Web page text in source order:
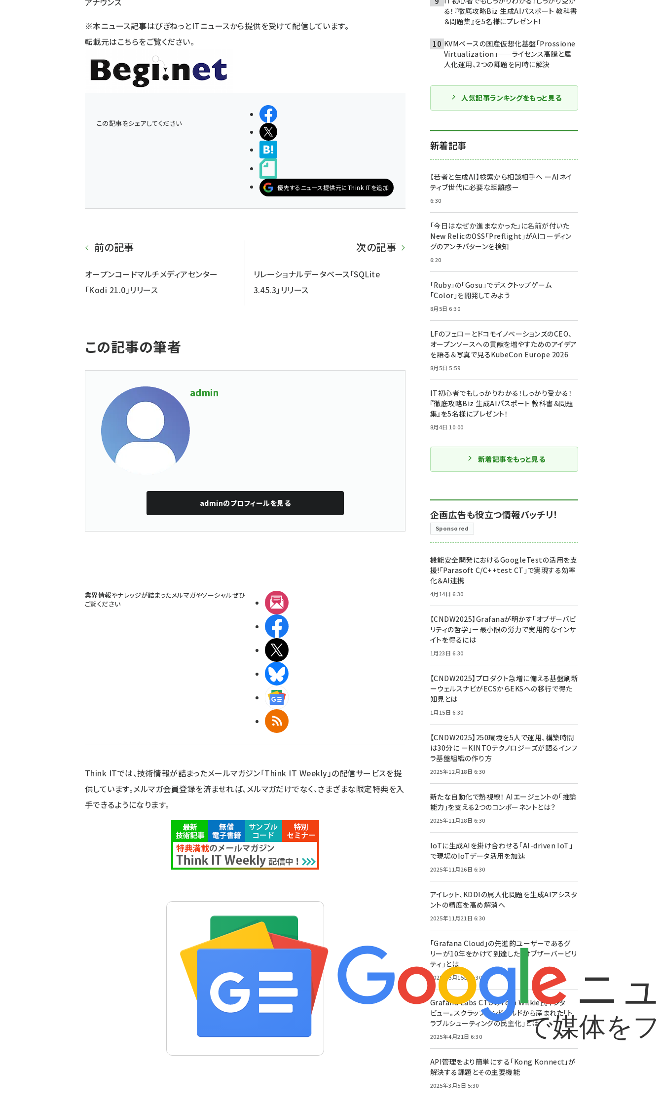
※本ニュース記事はびぎねっとITニュースから提供を受けて配信しています。
転載元はこちらをご覧ください。
この記事をシェアしてください
シェアする
ポストする
優先するニュース提供元にThink ITを追加
前の記事
オープンコードマルチメディアセンター
「Kodi 21.0」リリース
次の記事
リレーショナルデータベース「SQLite
3.45.3」リリース
この記事の筆者
admin
adminのプロフィールを見る
業界情報やナレッジが詰まったメルマガやソーシャルぜひ
ご覧ください
RSS
Think ITでは、技術情報が詰まったメールマガジン「Think IT Weekly」の配信サービスを提
供しています。メルマガ会員登録を済ませれば、メルマガだけでなく、さまざまな限定特典を入
手できるようになります。
る！『徹底攻略Biz 生成AIパスポート 教科書
＆問題集』を5名様にプレゼント！
KVMベースの国産仮想化基盤「Prossione
Virtualization」——ライセンス高騰と属
人化運用、2つの課題を同時に解決
人気記事ランキングをもっと見る
新着記事
【若者と生成AI】検索から相談相手へ ーAIネイ
ティブ世代に必要な距離感ー
6:30
「今日はなぜか進まなかった」に名前が付いた
――New RelicのOSS「Preflight」がAIコーディン
グのアンチパターンを検知
6:20
「Ruby」の「Gosu」でデスクトップゲーム
「Color」を開発してみよう
8月5日 6:30
LFのフェローとドコモイノベーションズのCEO、
オープンソースへの貢献を増やすためのアイデア
を語る＆写真で見るKubeCon Europe 2026
8月5日 5:59
IT初心者でもしっかりわかる！しっかり受かる！
『徹底攻略Biz 生成AIパスポート 教科書＆問題
集』を5名様にプレゼント！
8月4日 10:00
新着記事をもっと見る
企画広告も役立つ情報バッチリ！
Sponsored
機能安全開発におけるGoogleTestの活用を支
援!「Parasoft C/C++test CT」で実現する効率
化＆AI連携
4月14日 6:30
【CNDW2025】Grafanaが明かす「オブザーバビ
リティの哲学」ー最小限の労力で実用的なインサ
イトを得るには
1月23日 6:30
【CNDW2025】プロダクト急増に備える基盤刷新
ーウェルスナビがECSからEKSへの移行で得た
知見とは
1月15日 6:30
【CNDW2025】250環境を5人で運用、構築時間
は30分に ーKINTOテクノロジーズが語るインフ
ラ基盤組織の作り方
2025年12月18日 6:30
新たな自動化で熱視線！ AIエージェントの「推論
能力」を支える2つのコンポーネントとは？
2025年11月28日 6:30
IoTに生成AIを掛け合わせる「AI-driven IoT」
で現場のIoTデータ活用を加速
2025年11月26日 6:30
アイレット、KDDIの属人化問題を生成AIアシスタ
ントの精度を高め解消へ
2025年11月21日 6:30
「Grafana Cloud」の先進的ユーザーであるグ
リーが10年をかけて到達した「オブザーバービリ
ティ」とは
2025年5月15日 6:30
Grafana Labs CTOのTom Wilkie氏インタ
ビュー。スクラップアンドビルドから産まれた「ト
ラブルシューティングの民主化」とは
2025年4月21日 6:30
API管理をより簡単にする「Kong Konnect」が
解決する課題とその主要機能
2025年3月5日 5:30